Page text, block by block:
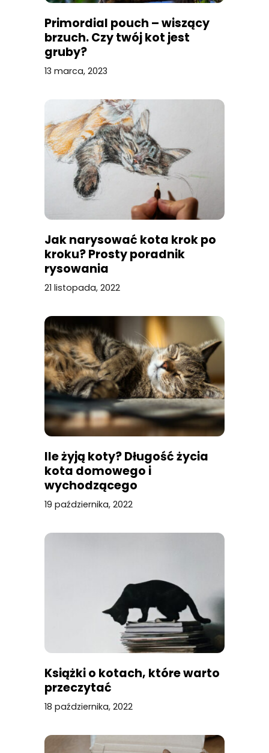
Primordial pouch – wiszący
brzuch. Czy twój kot jest
gruby?
13 marca, 2023
Jak narysować kota krok po
kroku? Prosty poradnik
rysowania
21 listopada, 2022
Ile żyją koty? Długość życia
kota domowego i
wychodzącego
19 października, 2022
Książki o kotach, które warto
przeczytać
18 października, 2022